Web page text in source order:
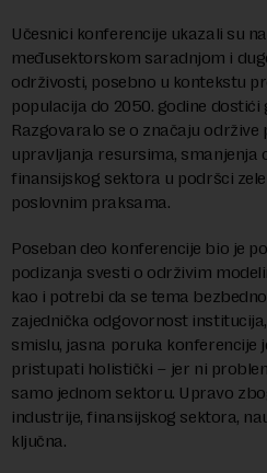
Učesnici konferencije ukazali su
međusektorskom saradnjom i
održivosti, posebno u kontekstu
populacija do 2050. godine
Razgovaralo se o značaju
upravljanja resursima, smanjenja
finansijskog sektora u podršci
poslovnim praksama.
Poseban deo konferencije bio je
podizanja svesti o održivim
kao i potrebi da se tema
zajednička odgovornost
smislu, jasna poruka konferencije
pristupati holistički – jer ni
samo jednom sektoru. Upravo
industrije, finansijskog sektora,
ključna.